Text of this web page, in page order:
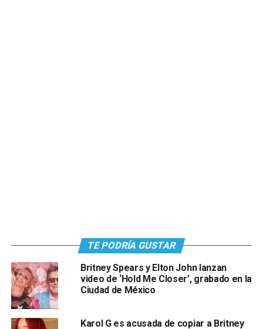
TE PODRÍA GUSTAR
Britney Spears y Elton John lanzan
video de ‘Hold Me Closer’, grabado en la
Ciudad de México
Karol G es acusada de copiar a Britney